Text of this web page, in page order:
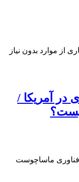
از موارد بدون نیاز
در آمریکا /
فناوری ماساچوست